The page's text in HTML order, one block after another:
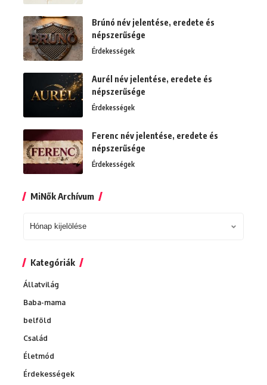
Brúnó név jelentése, eredete és
népszerűsége
Érdekességek
Aurél név jelentése, eredete és
népszerűsége
Érdekességek
Ferenc név jelentése, eredete és
népszerűsége
Érdekességek
MiNők Archívum
MiNők
Kategóriák
Állatvilág
Baba-mama
belföld
Család
Életmód
Érdekességek